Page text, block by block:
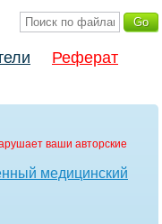
Реферат
ваши авторские
медицинский